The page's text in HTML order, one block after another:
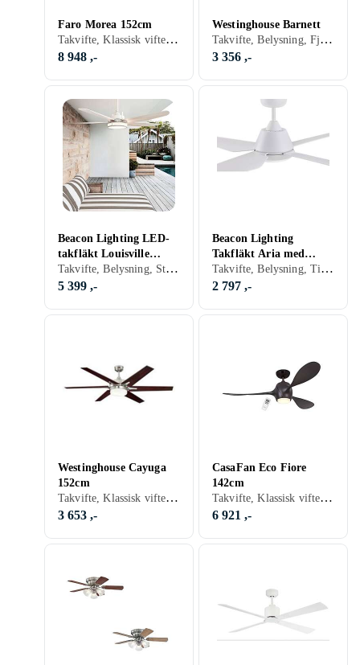
Faro Morea 152cm
Takvifte, Klassisk vifte, Fjernkontroll
8 948 ,-
Westinghouse Barnett
Takvifte, Belysning, Fjernkontroll
3 356 ,-
Beacon Lighting LED-
takfläkt Louisville
fjärrkontroll vit
Takvifte, Belysning, Stillegående
5 399 ,-
Beacon Lighting
Takfläkt Aria med
LED-lampa, vit
Takvifte, Belysning, Timer, Fjernkontroll, Stillegående
2 797 ,-
Westinghouse Cayuga
152cm
Takvifte, Klassisk vifte, Belysning, Fjernkontroll, Stillegående
3 653 ,-
CasaFan Eco Fiore
142cm
Takvifte, Klassisk vifte, Belysning, Fjernkontroll
6 921 ,-